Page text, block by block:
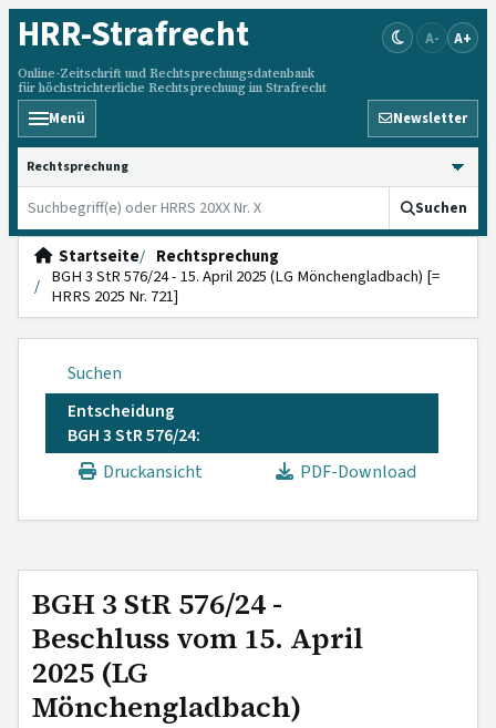
HRR-Strafrecht
Online-Zeitschrift und Rechtsprechungsdatenbank
für höchstrichterliche Rechtsprechung im Strafrecht
A- A+
Menü Newsletter
HRRS durchsuchen
Suchen
Startseite
Rechtsprechung
BGH 3 StR 576/24 - 15. April 2025 (LG Mönchengladbach) [=
HRRS 2025 Nr. 721]
Suchen
Entscheidung
BGH 3 StR 576/24:
Druckansicht
PDF-Download
BGH 3 StR 576/24 -
Beschluss vom 15. April
2025 (LG
Mönchengladbach)